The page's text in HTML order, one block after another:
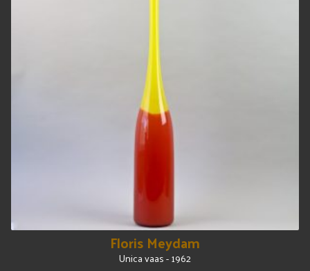
Floris Meydam
Unica vaas - 1962